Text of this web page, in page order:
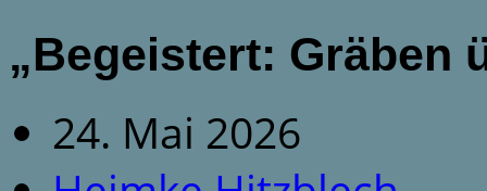
„Begeistert: Gräben
24. Mai 2026